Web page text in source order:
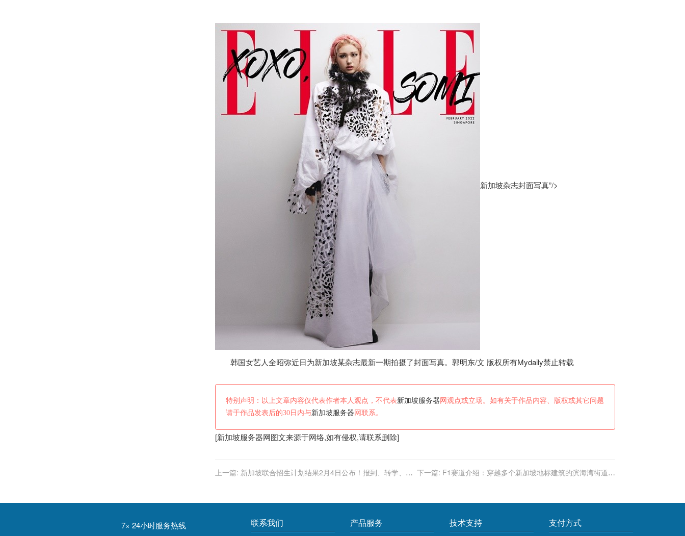
新加坡杂志封面写真”/>
韩国女艺人全昭弥近日为新加坡某杂志最新一期拍摄了封面写真。郭明东/文 版权所有Mydaily禁止转载
特别声明：以上文章内容仅代表作者本人观点，不代表新加坡服务器 网观点或立场。如有关于作品内容、版权或其它问题
请于作品发表后的30日内与新加坡服务器 网联系。
[新加坡服务器网图文来源于网络,如有侵权,请联系删除]
上一篇: 新加坡联合招生计划结果2月4日公布！报到、转学、上 下一篇: F1赛道介绍：穿越多个新加坡地标建筑的滨海湾街道赛
7× 24小时服务热线 联系我们 产品服务 技术支持 支付方式